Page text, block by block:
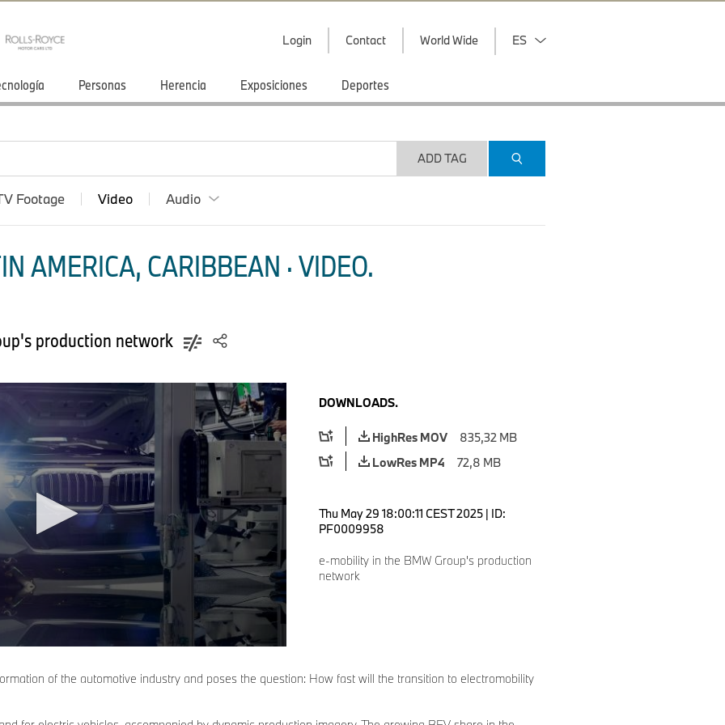
Login Contact World Wide ES
Personas Herencia Exposiciones Deportes
ADD TAG
Footage Video Audio
AMERICA, CARIBBEAN · VIDEO.
production network
DOWNLOADS.
HighRes MOV
835,32 MB
LowRes MP4
72,8 MB
Thu May 29 18:00:11 CEST 2025 | ID:
PF0009958
e-mobility in the BMW Group's production
network
of the automotive industry and poses the question: How fast will the transition to electromobility